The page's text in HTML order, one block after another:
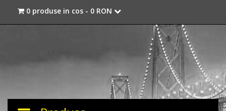
0 produse in cos - 0 RON